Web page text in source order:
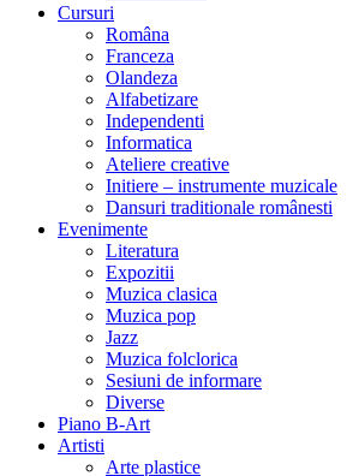
Cursuri
Româna
Franceza
Olandeza
Alfabetizare
Independenti
Informatica
Ateliere creative
Initiere – instrumente muzicale
Dansuri traditionale românesti
Evenimente
Literatura
Expozitii
Muzica clasica
Muzica pop
Jazz
Muzica folclorica
Sesiuni de informare
Diverse
Piano B-Art
Artisti
Arte plastice